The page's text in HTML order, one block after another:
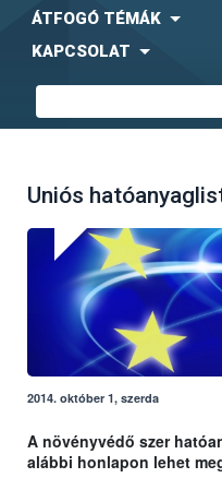
ÁTFOGÓ TÉMÁK
KAPCSOLAT
Uniós
2014. október 1, szerda
A növényvédő szer
alábbi honlapon lehet